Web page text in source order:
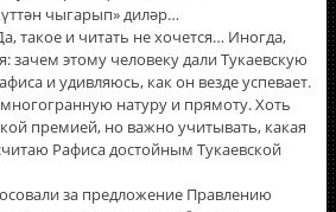
чыгарып» диләр…
такое и читать не хочется… Иногда,
зачем этому человеку дали Тукаевскую
и удивляюсь, как он везде успевает.
натуру и прямоту. Хоть
премией, но важно учитывать, какая
Рафиса достойным Тукаевской
за предложение Правлению